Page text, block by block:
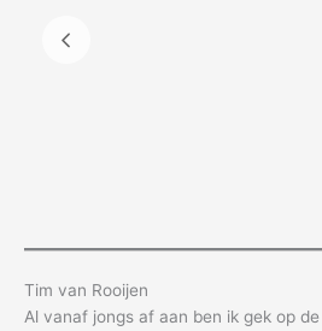
Tim van Rooijen
Al vanaf jongs af aan ben ik gek op